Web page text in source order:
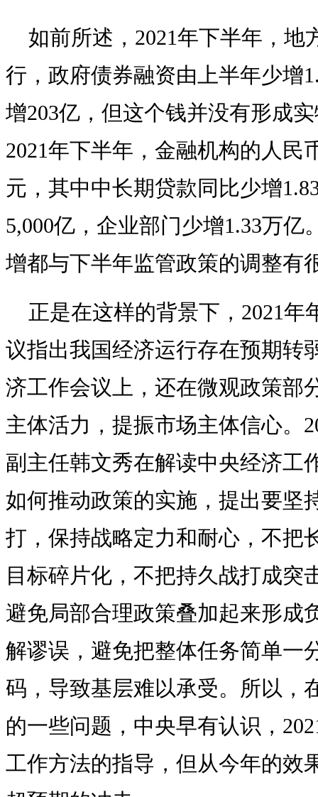
如前所述，2021年下半年，地
行，政府债券融资由上半年少增
增203亿，但这个钱并没有形成
2021年下半年，金融机构的人民
元，其中中长期贷款同比少增
5,000亿，企业部门少增1.33万亿
增都与下半年监管政策的调整有
正是在这样的背景下，2021年
议指出我国经济运行存在预期转
济工作会议上，还在微观政策部
主体活力，提振市场主体信心。
副主任韩文秀在解读中央经济工
如何推动政策的实施，提出要坚
打，保持战略定力和耐心，不把
目标碎片化，不把持久战打成突
避免局部合理政策叠加起来形成
解谬误，避免把整体任务简单一
码，导致基层难以承受。所以，
的一些问题，中央早有认识，
工作方法的指导，但从今年的效